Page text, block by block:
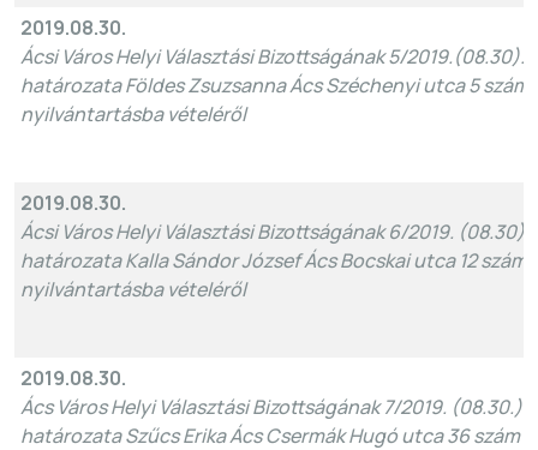
2019.08.30.
Ácsi Város Helyi Választási Bizottságának 5/2019.(08.30).
határozata Földes Zsuzsanna Ács Széchenyi utca 5 szám
nyilvántartásba vételéről
2019.08.30.
Ácsi Város Helyi Választási Bizottságának 6/2019. (08.30).
határozata Kalla Sándor József Ács Bocskai utca 12 szám
nyilvántartásba vételéről
2019.08.30.
Ács Város Helyi Választási Bizottságának 7/2019. (08.30.)
határozata Szűcs Erika Ács Csermák Hugó utca 36 szám